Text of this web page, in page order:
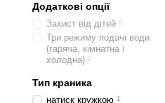
Додаткові опції
Захист від дітей 0
Три режиму подачі води
(гаряча, кімнатна і
холодна) 0
Тип краника
натиск кружкою 1